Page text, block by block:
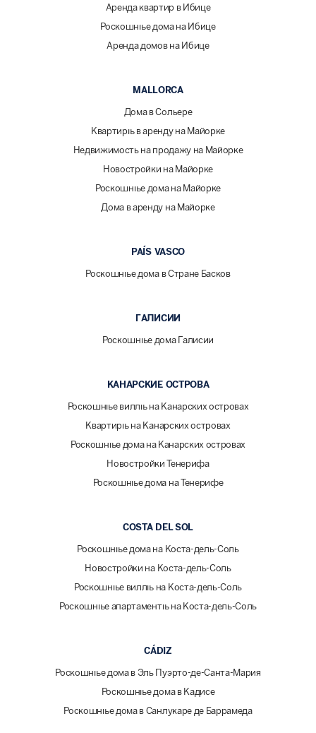
Аренда квартир в Ибице
Роскошные дома на Ибице
Аренда домов на Ибице
MALLORCA
Дома в Сольере
Квартиры в аренду на Майорке
Недвижимость на продажу на Майорке
Новостройки на Майорке
Роскошные дома на Майорке
Дома в аренду на Майорке
PAÍS VASCO
Роскошные дома в Стране Басков
ГАЛИСИИ
Роскошные дома Галисии
КАНАРСКИЕ ОСТРОВА
Роскошные виллы на Канарских островах
Квартиры на Канарских островах
Роскошные дома на Канарских островах
Новостройки Тенерифа
Роскошные дома на Тенерифе
COSTA DEL SOL
Роскошные дома на Коста-дель-Соль
Новостройки на Коста-дель-Соль
Роскошные виллы на Коста-дель-Соль
Роскошные апартаменты на Коста-дель-Соль
CÁDIZ
Роскошные дома в Эль Пуэрто-де-Санта-Мария
Роскошные дома в Кадисе
Роскошные дома в Санлукаре де Баррамеда